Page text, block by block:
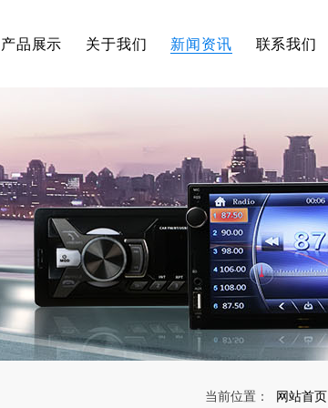
产品展示 关于我们 新闻资讯 联系我们
当前位置： 网站首页